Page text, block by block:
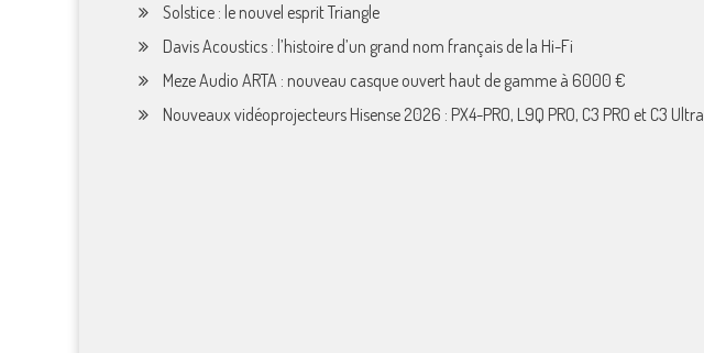
Solstice : le nouvel esprit Triangle
Davis Acoustics : l’histoire d’un grand nom français de la Hi-Fi
Meze Audio ARTA : nouveau casque ouvert haut de gamme à 6000 €
Nouveaux vidéoprojecteurs Hisense 2026 : PX4-PRO, L9Q PRO, C3 PRO et C3 Ultra